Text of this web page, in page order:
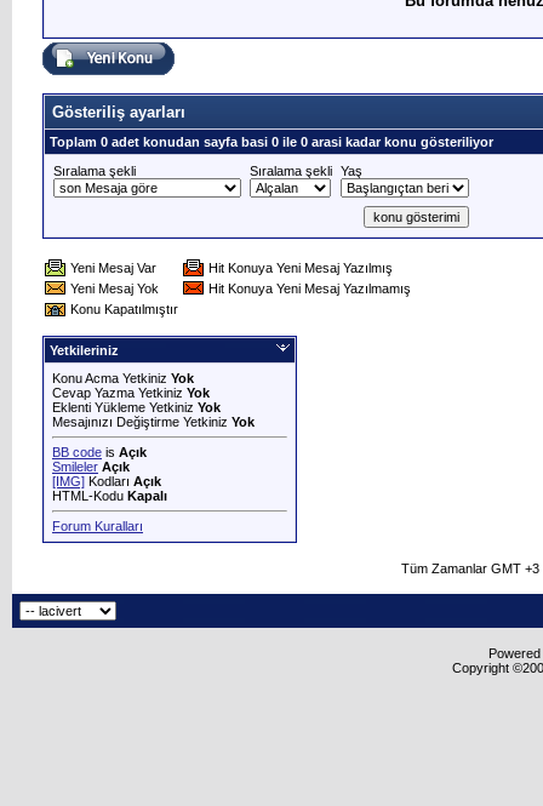
Gösteriliş ayarları
Toplam 0 adet konudan sayfa basi 0 ile 0 arasi kadar konu gösteriliyor
Sıralama şekli
Sıralama şekli Yaş
Yeni Mesaj Var
Hit Konuya Yeni Mesaj Yazılmış
Yeni Mesaj Yok
Hit Konuya Yeni Mesaj Yazılmamış
Konu Kapatılmıştır
Yetkileriniz
Konu Acma Yetkiniz Yok
Cevap Yazma Yetkiniz Yok
Eklenti Yükleme Yetkiniz Yok
Mesajınızı Değiştirme Yetkiniz Yok
BB code is Açık
Smileler Açık
[IMG] Kodları Açık
HTML-Kodu Kapalı
Forum Kuralları
Tüm Zamanlar GMT
Copyright